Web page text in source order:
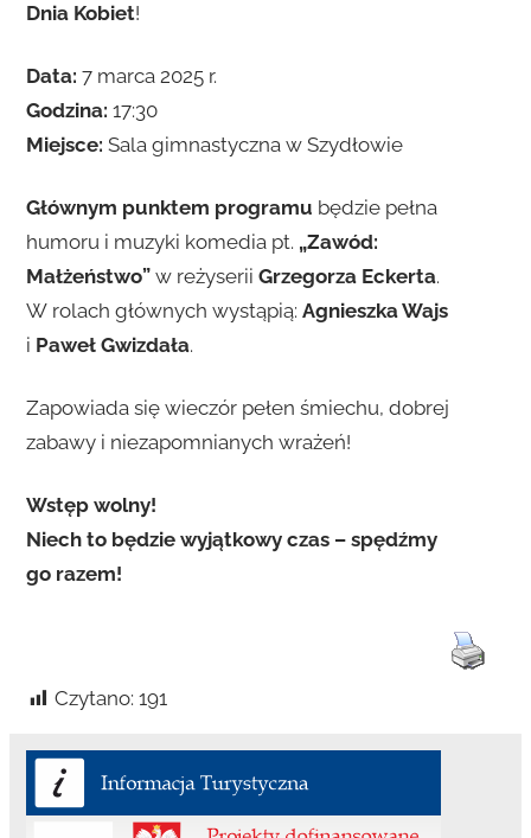
Dnia Kobiet!
Data: 7 marca 2025 r.
Godzina: 17:30
Miejsce: Sala gimnastyczna w Szydłowie
Głównym punktem programu będzie pełna
humoru i muzyki komedia pt. „Zawód:
Małżeństwo”w reżyserii Grzegorza Eckerta.
W rolach głównych wystąpią: Agnieszka Wajs
i Paweł Gwizdała.
Zapowiada się wieczór pełen śmiechu, dobrej
zabawy i niezapomnianych wrażeń!
Wstęp wolny!
Niech to będzie wyjątkowy czas – spędźmy
go razem!
Czytano: 191